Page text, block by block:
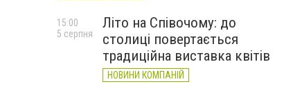
Літо на Співочому: до
столиці повертається
традиційна виставка квітів
НОВИНИ КОМПАНІЙ
15:00
5 серпня